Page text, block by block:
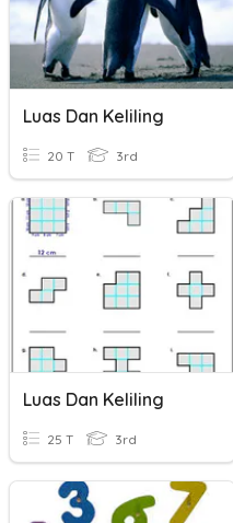
Luas Dan Keliling
20 T 3rd
Luas Dan Keliling
25 T 3rd